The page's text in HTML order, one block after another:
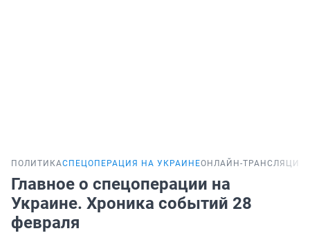
ПОЛИТИКАСПЕЦОПЕРАЦИЯ НА УКРАИНЕОНЛАЙН-ТРАНСЛЯЦИЯ
Главное о спецоперации на
Украине. Хроника событий 28
февраля